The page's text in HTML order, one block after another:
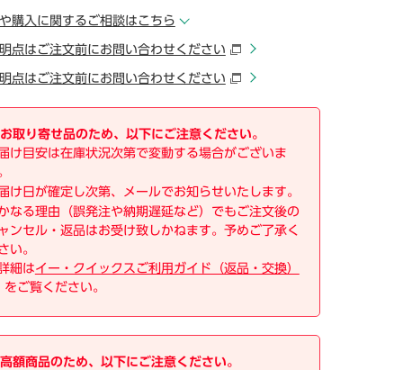
購入に関するご相談はこちら
点はご注文前にお問い合わせください
点はご注文前にお問い合わせください
お取り寄せ品のため、以下にご注意ください。
け目安は在庫状況次第で変動する場合がございま
け日が確定し次第、メールでお知らせいたします。
なる理由（誤発注や納期遅延など）でもご注文後の
ンセル・返品はお受け致しかねます。予めご了承く
い。
細はイー・クイックスご利用ガイド（返品・交換）
をご覧ください。
高額商品のため、以下にご注意ください。